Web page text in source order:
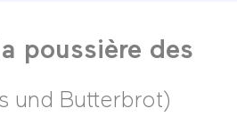
poussière des
und Butterbrot)